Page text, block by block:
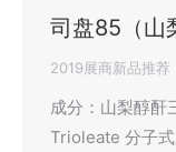
司盘85（山
2019展商新品推荐
成分：山梨醇酐
Trioleate 分子